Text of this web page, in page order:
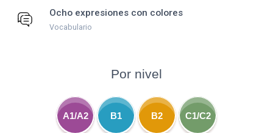
Ocho expresiones con colores
Vocabulario
Por nivel
A1/A2 B1 B2 C1/C2